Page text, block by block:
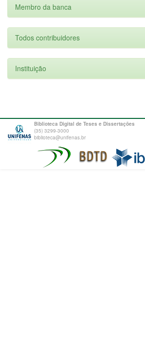
Membro da banca
Todos contribuidores
Instituição
Biblioteca Digital de Teses e Dissertações
(35) 3299-3000
biblioteca@unifenas.br